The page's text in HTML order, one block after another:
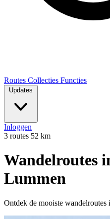
Routes Collecties Functies
Updates
Inloggen
3 routes 52 km
Wandelroutes
Lummen
Ontdek de mooiste wandelroutes